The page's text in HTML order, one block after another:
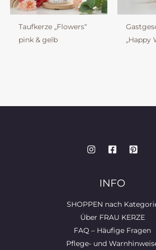
Taufkerze „Flowers“
pink & gelb
„Happy
INFO
SHOPPEN nach
Über FRAU KERZE
FAQ – Häufige Fragen
Pflege- und